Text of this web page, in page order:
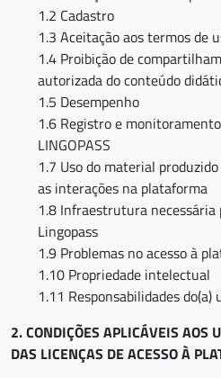
1.2 Cadastro
1.3 Aceitação aos termos de
1.4 Proibição de
autorizada do conteúdo
1.5 Desempenho
1.6 Registro e
LINGOPASS
1.7 Uso do material
as interações na plataforma
1.8 Infraestrutura necessária
Lingopass
1.9 Problemas no acesso à
1.10 Propriedade intelectual
1.11 Responsabilidades do(a)
2. CONDIÇÕES APLICÁVEIS AOS
DAS LICENÇAS DE ACESSO À